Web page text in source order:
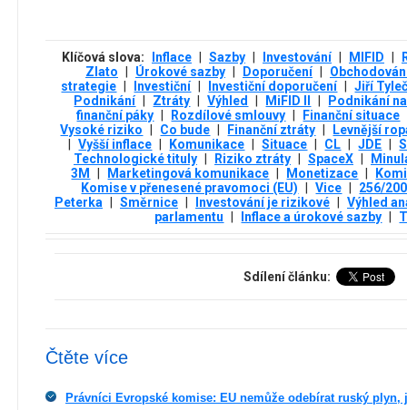
Klíčová slova: Inflace Sazby Investování MIFID
Zlato
Úrokové sazby Doporučení
strategie
Investiční Investiční doporučení
Jiří
Podnikání
Ztráty Výhled MiFID II
Podnikání
finanční páky
Rozdílové smlouvy
Finanční situace
Vysoké riziko
Co bude Finanční ztráty
Levnější
Vyšší inflace Komunikace Situace CL JDE
Technologické tituly
Riziko ztráty SpaceX
3М
Marketingová komunikace Monetizace
Komise v přenesené pravomoci (EU)
Vice
256/
Peterka
Směrnice Investování je rizikové
Výhled
parlamentu
Inflace a úrokové sazby
Sdílení článku:
Čtěte více
Právníci Evropské komise: EU nemůže odebírat ruský